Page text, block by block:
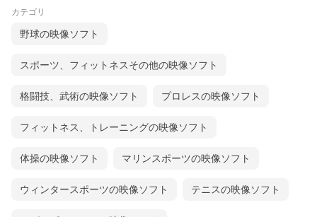
り上げるためのファンダメンタルを紹介します。 ステップやプ
レスのタイミングを徹底的に突き詰めて、良い動き良い判断を
ームとして継続してプレッシャーを掛けるディフェンスを構築
していきます。
2020.4
カテゴリ
野球の映像ソフト
スポーツ、フィットネスその他の映像ソフト
格闘技、武術の映像ソフト プロレスの映像ソフト
フィットネス、トレーニングの映像ソフト
体操の映像ソフト マリンスポーツの映像ソフト
ウィンタースポーツの映像ソフト テニスの映像ソフト